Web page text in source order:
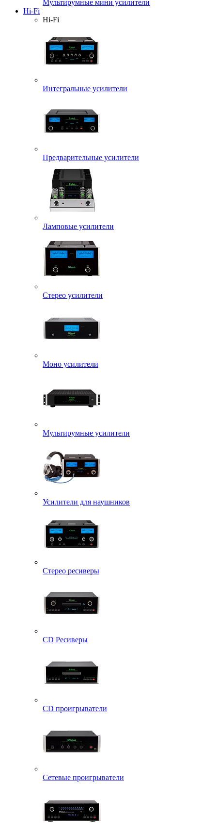
Мультирумные мини усилители
Hi-Fi
Hi-Fi
Интегральные усилители
Предварительные усилители
Ламповые усилители
Стерео усилители
Моно усилители
Мультирумные усилители
Усилители для наушников
Стерео ресиверы
CD Ресиверы
CD проигрыватели
Сетевые проигрыватели